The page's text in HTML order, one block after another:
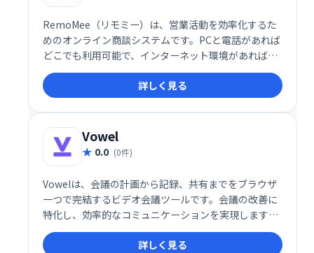
RemoMee（リモミー）は、営業活動を効率化するた
めのオンライン商談システムです。PCと電話があれば
どこでも利用可能で、インターネット環境があれば、
スムーズに商談を進められます。営業コストと時間を
削減しながら効率的な営業活動を支援し、売上向上を
目指せる便利なツールです。
詳しく見る
Vowel
0.0 (0件)
Vowelは、会議の計画から記録、共有までをブラウザ
一つで完結するビデオ会議ツールです。会議の改善に
特化し、効率的なコミュニケーションを実現します。
スムーズな進行と情報共有で、生産性の向上に貢献し
ます。
詳しく見る